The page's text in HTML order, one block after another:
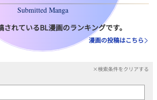
Submitted Manga
されているBL漫画のランキングです。
漫画の投稿はこちら
×検索条件をクリアする